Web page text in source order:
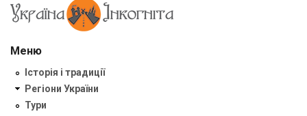
Меню
Історія і традиції
Регіони України
Тури